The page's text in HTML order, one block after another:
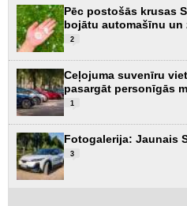
Pēc postošās krusas
bojātu automašīnu un
2
Ceļojuma suvenīru
pasargāt personīgās
1
Fotogalerija: Jaunais
3